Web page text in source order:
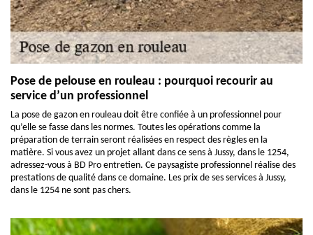
Pose de pelouse en rouleau : pourquoi recourir au
service d’un professionnel
La pose de gazon en rouleau doit être confiée à un professionnel pour
qu’elle se fasse dans les normes. Toutes les opérations comme la
préparation de terrain seront réalisées en respect des règles en la
matière. Si vous avez un projet allant dans ce sens à Jussy, dans le 1254,
adressez-vous à BD Pro entretien. Ce paysagiste professionnel réalise des
prestations de qualité dans ce domaine. Les prix de ses services à Jussy,
dans le 1254 ne sont pas chers.